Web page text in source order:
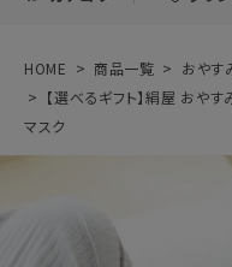
HOME 商品一覧 おやす
【選べるギフト】絹屋 おや
マスク